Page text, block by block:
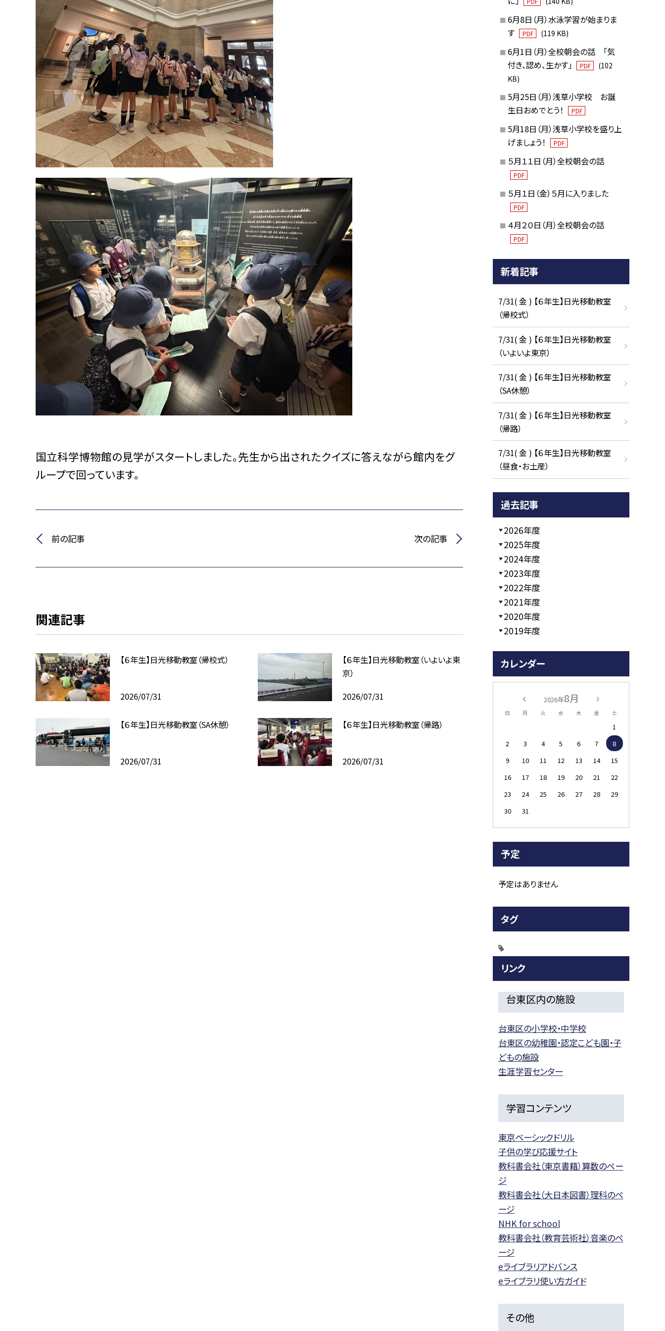
国立科学博物館の見学がスタートしました。先生から出されたクイズに答えながら館内をグ
ループで回っています。
前の記事 次の記事
関連記事
【６年生】日光移動教室（帰校式）
2026/07/31
【６年生】日光移動教室（いよいよ東
京）
2026/07/31
【６年生】日光移動教室（SA休憩）
2026/07/31
【６年生】日光移動教室（帰路）
2026/07/31
6月8日（月）水泳学習が始まりま
す
PDF (119 KB)
6月1日（月）全校朝会の話 「気
付き、認め、生かす」
PDF
(102
KB)
5月25日（月）浅草小学校 お誕
生日おめでとう！
PDF
5月18日（月）浅草小学校を盛り上
げましょう！
PDF
５月１１日（月）全校朝会の話
PDF
５月１日（金）５月に入りました
PDF
４月２０日（月）全校朝会の話
PDF
新着記事
7/31( 金 ) 【６年生】日光移動教室
（帰校式）
7/31( 金 ) 【６年生】日光移動教室
（いよいよ東京）
7/31( 金 ) 【６年生】日光移動教室
（SA休憩）
7/31( 金 ) 【６年生】日光移動教室
（帰路）
7/31( 金 ) 【６年生】日光移動教室
（昼食・お土産）
過去記事
2026年度
2025年度
2024年度
2023年度
2022年度
2021年度
2020年度
2019年度
カレンダー
2026年8月
日 月 火 水 木 金 土
1
2
3 4 5 6 7
8
9
10 11 12 13 14
15
16
17 18 19 20 21
22
23
24 25 26 27 28
29
30
31
予定
予定はありません
タグ
リンク
台東区内の施設
台東区の小学校・中学校
台東区の幼稚園・認定こども園・子
どもの施設
生涯学習センター
学習コンテンツ
東京ベーシックドリル
子供の学び応援サイト
教科書会社（東京書籍）算数のペー
ジ
教科書会社（大日本図書）理科のペ
ージ
NHK for school
教科書会社（教育芸術社）音楽のペ
ージ
eライブラリアドバンス
eライブラリ使い方ガイド
その他